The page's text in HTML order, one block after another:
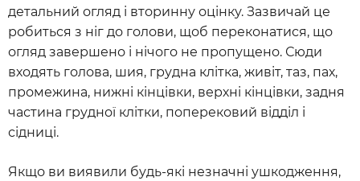
детальний огляд і вторинну оцінку. Зазвичай це
робиться з ніг до голови, щоб переконатися, що
огляд завершено і нічого не пропущено. Сюди
входять голова, шия, грудна клітка, живіт, таз, пах,
промежина, нижні кінцівки, верхні кінцівки, задня
частина грудної клітки, поперековий відділ і
сідниці.
Якщо ви виявили будь-які незначні ушкодження,